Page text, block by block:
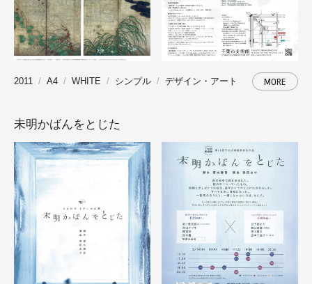
2011 A4 WHITE シンプル デザイン・アート MORE
未明かばんをとじた